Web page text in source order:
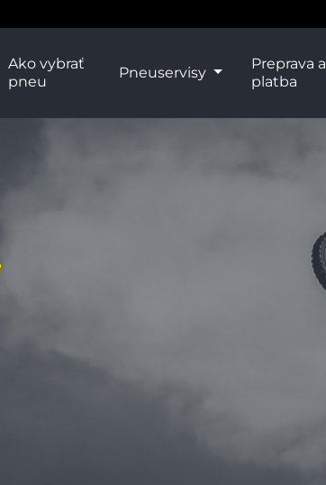
Ako vybrať
pneu
Pneuservisy
Preprava a
platba